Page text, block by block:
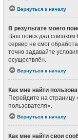
Вернуться к началу
В результате моего
Ваш поиск дал слишком
сервер не смог
точно задавайте
осуществлён.
Вернуться к началу
Как мне найти
Перейдите на
пользователя».
Вернуться к началу
Как мне найти свои